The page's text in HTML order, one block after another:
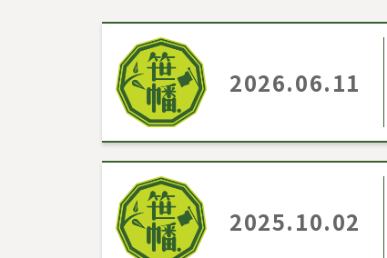
2026.06.11
2025.10.02